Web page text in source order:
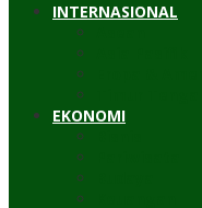
INTERNASIONAL
EKONOMI